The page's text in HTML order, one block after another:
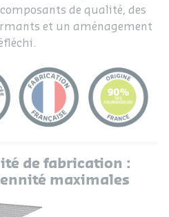
de qualité, des
et un aménagement
de fabrication :
maximales